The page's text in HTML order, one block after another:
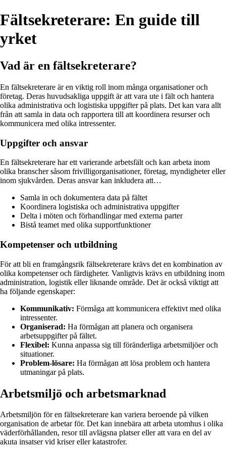
Fältsekreterare: En guide till
yrket
Vad är en fältsekreterare?
En fältsekreterare är en viktig roll inom många organisationer och
företag. Deras huvudsakliga uppgift är att vara ute i fält och hantera
olika administrativa och logistiska uppgifter på plats. Det kan vara allt
från att samla in data och rapportera till att koordinera resurser och
kommunicera med olika intressenter.
Uppgifter och ansvar
En fältsekreterare har ett varierande arbetsfält och kan arbeta inom
olika branscher såsom frivilligorganisationer, företag, myndigheter eller
inom sjukvården. Deras ansvar kan inkludera att…
Samla in och dokumentera data på fältet
Koordinera logistiska och administrativa uppgifter
Delta i möten och förhandlingar med externa parter
Bistå teamet med olika supportfunktioner
Kompetenser och utbildning
För att bli en framgångsrik fältsekreterare krävs det en kombination av
olika kompetenser och färdigheter. Vanligtvis krävs en utbildning inom
administration, logistik eller liknande område. Det är också viktigt att
ha följande egenskaper:
Kommunikativ: Förmåga att kommunicera effektivt med olika
intressenter.
Organiserad: Ha förmågan att planera och organisera
arbetsuppgifter på fältet.
Flexibel: Kunna anpassa sig till föränderliga arbetsmiljöer och
situationer.
Problem-lösare: Ha förmågan att lösa problem och hantera
utmaningar på plats.
Arbetsmiljö och arbetsmarknad
Arbetsmiljön för en fältsekreterare kan variera beroende på vilken
organisation de arbetar för. Det kan innebära att arbeta utomhus i olika
väderförhållanden, resor till avlägsna platser eller att vara en del av
akuta insatser vid kriser eller katastrofer.